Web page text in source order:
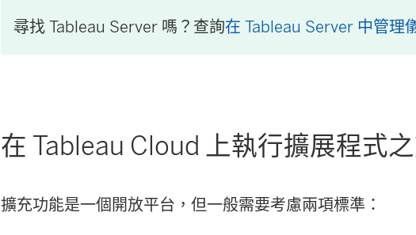
尋找 Tableau Server 嗎？查詢在 Tableau Server 中管理
在 Tableau Cloud 上執行擴展程式
擴充功能是一個開放平台，但一般需要考慮兩項標準：